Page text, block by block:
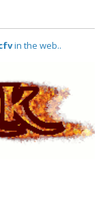
in the web..